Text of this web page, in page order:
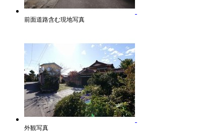
前面道路含む現地写真
外観写真